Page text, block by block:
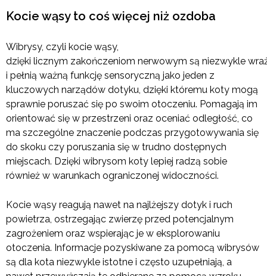
Kocie wąsy to coś więcej niż ozdoba
Wibrysy, czyli kocie wąsy,
dzięki licznym zakończeniom nerwowym są niezwykle
i pełnią ważną funkcję sensoryczną jako jeden z
kluczowych narządów dotyku, dzięki któremu koty mogą
sprawnie poruszać się po swoim otoczeniu. Pomagają im
orientować się w przestrzeni oraz oceniać odległość, co
ma szczególne znaczenie podczas przygotowywania się
do skoku czy poruszania się w trudno dostępnych
miejscach. Dzięki wibrysom koty lepiej radzą sobie
również w warunkach ograniczonej widoczności.
Kocie wąsy reagują nawet na najlżejszy dotyk i ruch
powietrza, ostrzegając zwierzę przed potencjalnym
zagrożeniem oraz wspierając je w eksplorowaniu
otoczenia. Informacje pozyskiwane za pomocą wibrysów
są dla kota niezwykle istotne i często uzupełniają, a